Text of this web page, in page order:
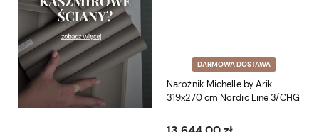
DARMOWA DOSTAWA
Narożnik Michelle by Arik
319x270 cm Nordic Line 3/CHG